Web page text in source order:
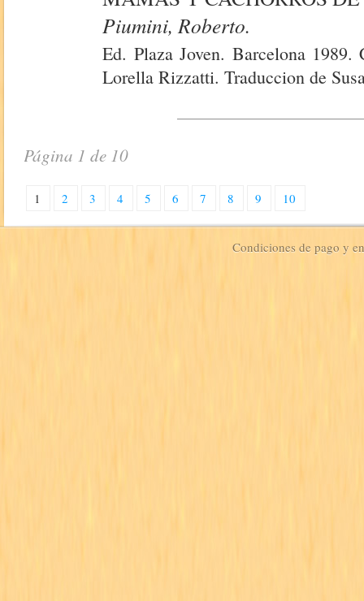
Piumini, Roberto.
Ed. Plaza Joven. Barcelona
Lorella Rizzatti. Traduccion de
Página 1 de 10
1 2 3 4 5 6 7 8 9 10
Condiciones de pago y